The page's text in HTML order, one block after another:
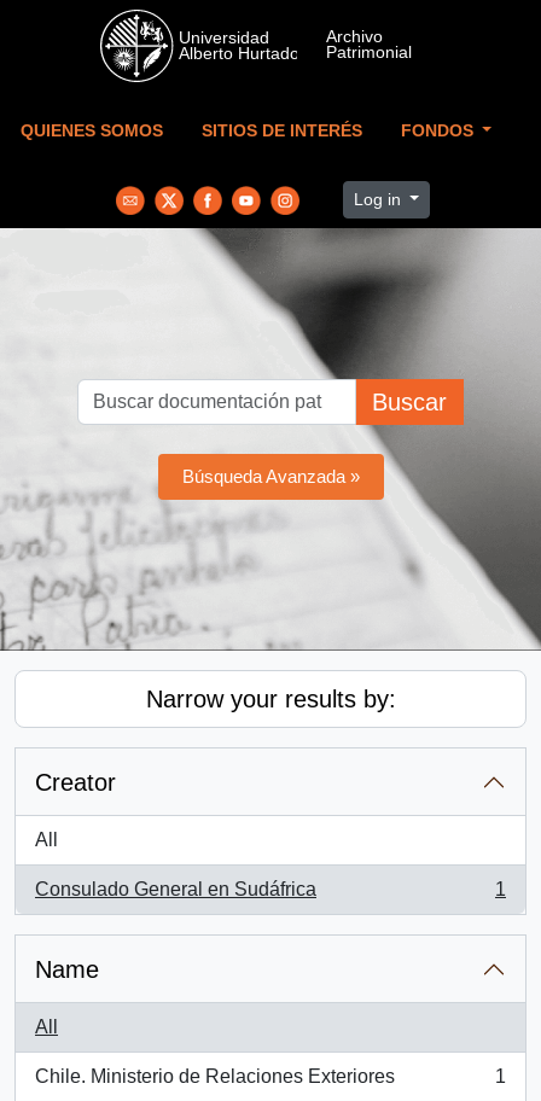
Skip to main content
QUIENES SOMOS SITIOS DE INTERÉS FONDOS
Log in
Buscar
Búsqueda Avanzada »
Narrow your results by:
Creator
All
Consulado General en Sudáfrica
, 1 results
1
Name
All
Chile. Ministerio de Relaciones Exteriores
, 1 results
1